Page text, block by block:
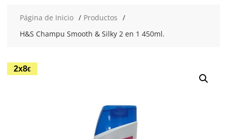
Página de Inicio
Productos
H&S Champu Smooth & Silky 2 en 1 450ml.
2x8€